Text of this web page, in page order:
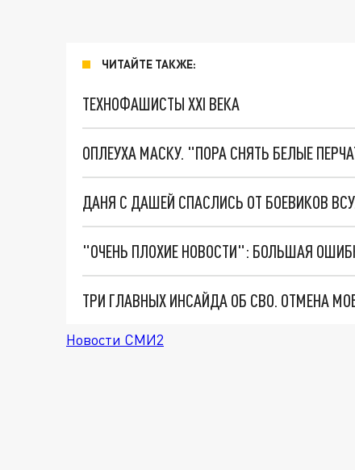
ЧИТАЙТЕ ТАКЖЕ:
ТЕХНОФАШИСТЫ XXI ВЕКА
ОПЛЕУХА МАСКУ. "ПОРА СНЯТЬ БЕЛЫЕ
ДАНЯ С ДАШЕЙ СПАСЛИСЬ ОТ БОЕВИКОВ
Новости СМИ2